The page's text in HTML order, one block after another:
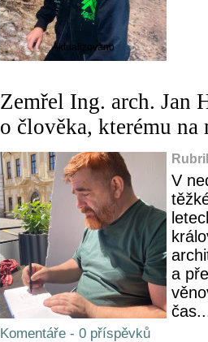
Aktualizováno
Zemřel Ing. arch. Jan
o člověka, kterému na
V
a
Komentáře - 0 příspěvků